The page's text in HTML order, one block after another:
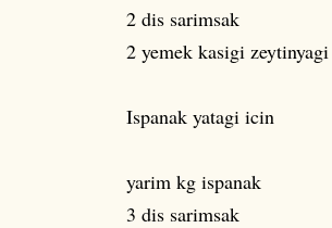
2 dis sarimsak
2 yemek kasigi zeytinyagi
Ispanak yatagi icin
yarim kg ispanak
3 dis sarimsak